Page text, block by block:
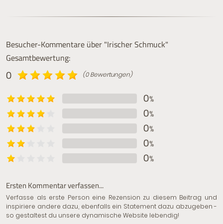
Besucher-Kommentare über "Irischer Schmuck"
Gesamtbewertung:
0 (0 Bewertungen)
0%
0%
0%
0%
0%
Ersten Kommentar verfassen...
Verfasse als erste Person eine Rezension zu diesem Beitrag und
inspiriere andere dazu, ebenfalls ein Statement dazu abzugeben -
so gestaltest du unsere dynamische Website lebendig!